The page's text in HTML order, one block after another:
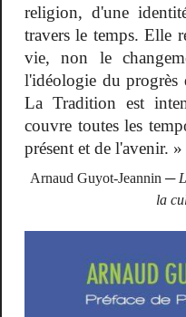
religion, d'une
travers le temps. Elle
vie, non le
l'idéologie du progrès
La Tradition est
couvre toutes les
présent et de l'avenir. »
Arnaud Guyot-Jeannin ─
la